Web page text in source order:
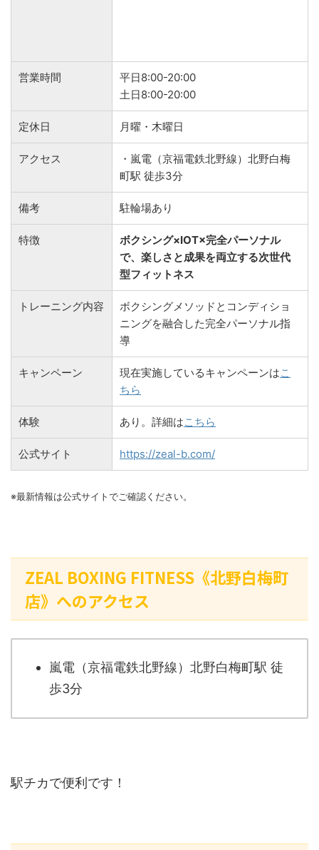
営業時間
平日8:00-20:00
土日8:00-20:00
定休日 月曜・木曜日
アクセス
・嵐電（京福電鉄北野線）北野白梅
町駅 徒歩3分
備考 駐輪場あり
特徴
ボクシング×IOT×完全パーソナル
で、楽しさと成果を両立する次世代
型フィットネス
トレーニング内容
ボクシングメソッドとコンディショ
ニングを融合した完全パーソナル指
導
キャンペーン 現在実施しているキャンペーンはこ
ちら
体験 あり。詳細はこちら
公式サイト https://zeal-b.com/
※最新情報は公式サイトでご確認ください。
ZEAL BOXING FITNESS《北野白梅町
店》へのアクセス
嵐電（京福電鉄北野線）北野白梅町駅 徒
歩3分
駅チカで便利です！